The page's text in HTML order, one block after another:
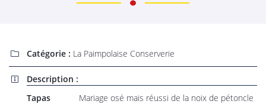
Adresse email de réception
 Catégorie : La Paimpolaise Conserverie

Description :
Tapas
Mariage osé mais réussi de la noix de pétoncle